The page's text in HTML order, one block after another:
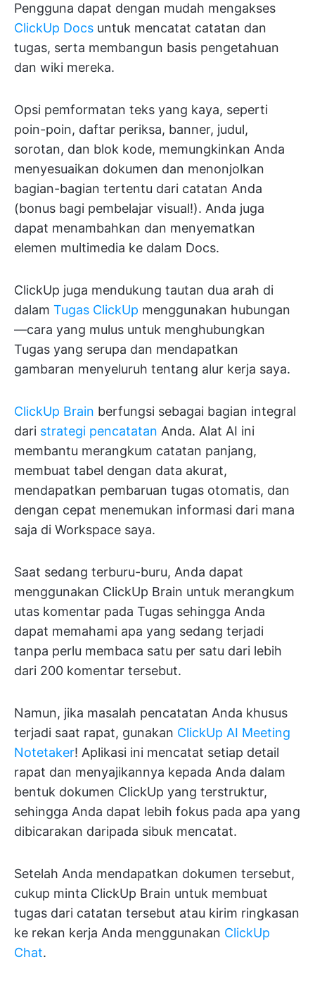
Pengguna dapat dengan mudah mengakses
ClickUp Docs untuk mencatat catatan dan
tugas, serta membangun basis pengetahuan
dan wiki mereka.
Opsi pemformatan teks yang kaya, seperti
poin-poin, daftar periksa, banner, judul,
sorotan, dan blok kode, memungkinkan Anda
menyesuaikan dokumen dan menonjolkan
bagian-bagian tertentu dari catatan Anda
(bonus bagi pembelajar visual!). Anda juga
dapat menambahkan dan menyematkan
elemen multimedia ke dalam Docs.
ClickUp juga mendukung tautan dua arah di
dalam Tugas ClickUp menggunakan hubungan
—cara yang mulus untuk menghubungkan
Tugas yang serupa dan mendapatkan
gambaran menyeluruh tentang alur kerja saya.
ClickUp Brain berfungsi sebagai bagian integral
dari strategi pencatatan Anda. Alat AI ini
membantu merangkum catatan panjang,
membuat tabel dengan data akurat,
mendapatkan pembaruan tugas otomatis, dan
dengan cepat menemukan informasi dari mana
saja di Workspace saya.
Saat sedang terburu-buru, Anda dapat
menggunakan ClickUp Brain untuk merangkum
utas komentar pada Tugas sehingga Anda
dapat memahami apa yang sedang terjadi
tanpa perlu membaca satu per satu dari lebih
dari 200 komentar tersebut.
Namun, jika masalah pencatatan Anda khusus
terjadi saat rapat, gunakan ClickUp AI Meeting
Notetaker! Aplikasi ini mencatat setiap detail
rapat dan menyajikannya kepada Anda dalam
bentuk dokumen ClickUp yang terstruktur,
sehingga Anda dapat lebih fokus pada apa yang
dibicarakan daripada sibuk mencatat.
Setelah Anda mendapatkan dokumen tersebut,
cukup minta ClickUp Brain untuk membuat
tugas dari catatan tersebut atau kirim ringkasan
ke rekan kerja Anda menggunakan ClickUp
Chat.